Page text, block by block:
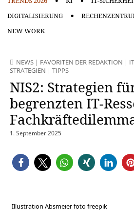
DIGITALISIERUNG
NEW WORK
NEWS | FAVORITEN DER REDAKTION |
STRATEGIEN | TIPPS
NIS2: Strategien
begrenzten IT-
1. September 2025
Illustration Absmeier foto freepik